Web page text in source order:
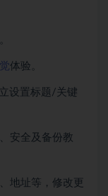
体验。
设置标题/关键
安全及备份教
地址等，修改更